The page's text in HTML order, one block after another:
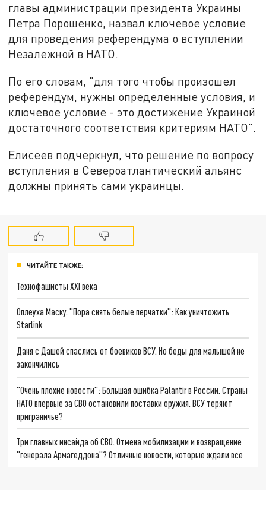
главы администрации президента Украины
Петра Порошенко, назвал ключевое условие
для проведения референдума о вступлении
Незалежной в НАТО.
По его словам, "для того чтобы произошел
референдум, нужны определенные условия, и
ключевое условие - это достижение Украиной
достаточного соответствия критериям НАТО".
Елисеев подчеркнул, что решение по вопросу
вступления в Североатлантический альянс
должны принять сами украинцы.
ЧИТАЙТЕ ТАКЖЕ:
Технофашисты XXI века
Оплеуха Маску. "Пора снять белые перчатки": Как уничтожить
Starlink
Даня с Дашей спаслись от боевиков ВСУ. Но беды для малышей не
закончились
"Очень плохие новости": Большая ошибка Palantir в России. Страны
НАТО впервые за СВО остановили поставки оружия. ВСУ теряют
приграничье?
Три главных инсайда об СВО. Отмена мобилизации и возвращение
"генерала Армагеддона"? Отличные новости, которые ждали все